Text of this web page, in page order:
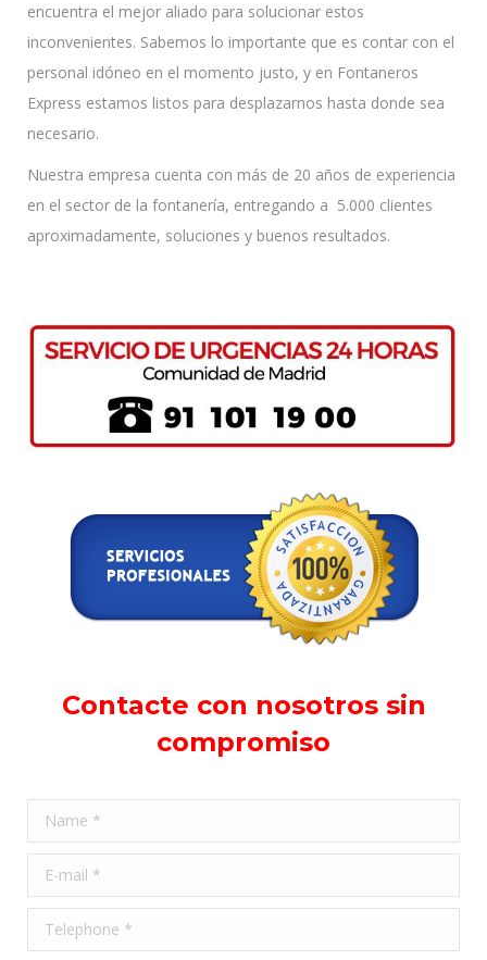
encuentra el mejor aliado para solucionar estos
inconvenientes. Sabemos lo importante que es contar con el
personal idóneo en el momento justo, y en Fontaneros
Express estamos listos para desplazarnos hasta donde sea
necesario.
Nuestra empresa cuenta con más de 20 años de experiencia
en el sector de la fontanería, entregando a 5.000 clientes
aproximadamente, soluciones y buenos resultados.
Contacte con nosotros sin
compromiso
Name *
E-mail *
Telephone *